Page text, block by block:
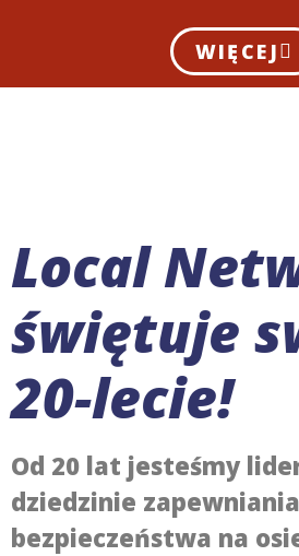
WIĘCEJ
Local
świętuje
20-lecie!
Od 20 lat jesteśmy
dziedzinie zapewniania
bezpieczeństwa na